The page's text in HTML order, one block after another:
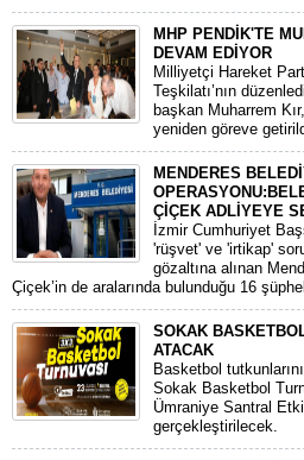
MHP PENDİK'TE
DEVAM EDİYOR
​Milliyetçi Hareket
Teşkilatı’nın
başkan Muharrem
yeniden göreve
MENDERES
ÇİÇEK ADLİYEYE
​İzmir Cumhuriyet
'rüşvet' ve 'irtikap'
gözaltına alınan
Çiçek’in de aralarında bulunduğu 16
SOKAK
ATACAK
Basketbol
Sokak Basketbol
Ümraniye Santral
gerçekleştirilecek.